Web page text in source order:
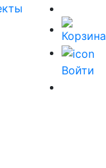
Войти